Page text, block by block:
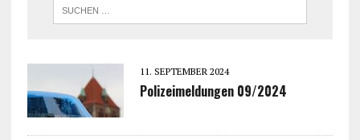
11. SEPTEMBER 2024
Polizeimeldungen 09/2024